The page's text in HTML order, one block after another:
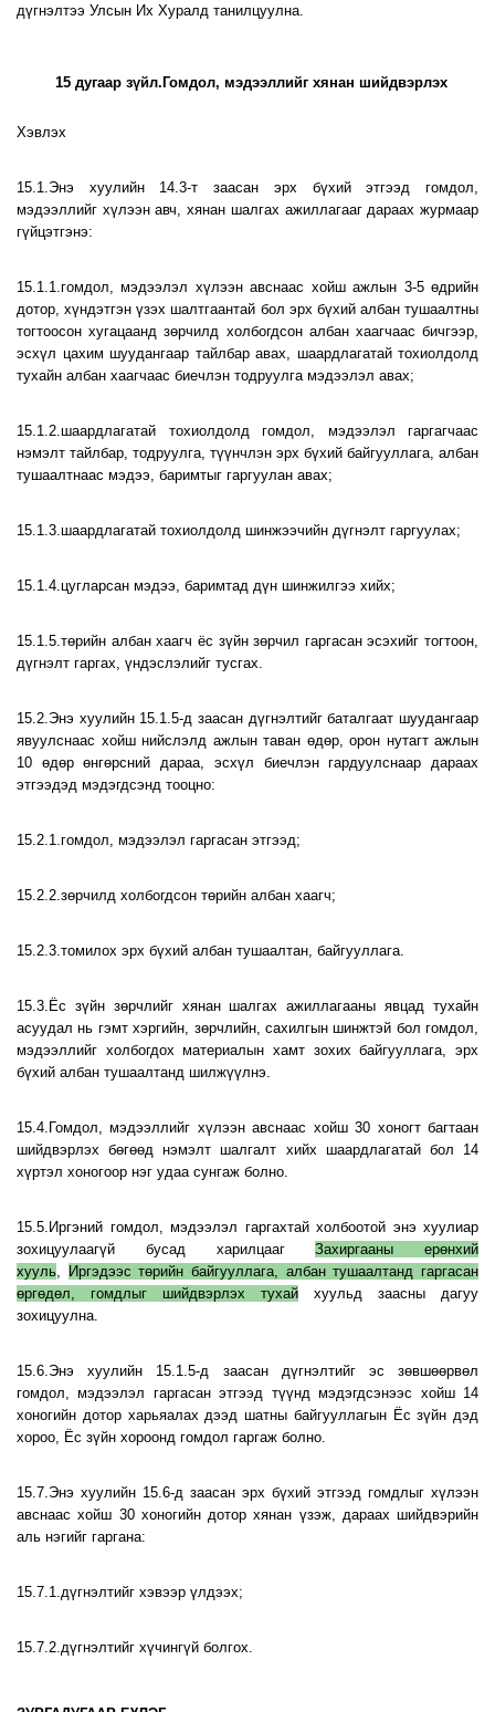
дүгнэлтээ Улсын Их Хуралд танилцуулна.
15 дугаар зүйл.Гомдол, мэдээллийг хянан шийдвэрлэх
Хэвлэх
15.1.Энэ хуулийн 14.3-т заасан эрх бүхий этгээд гомдол,
мэдээллийг хүлээн авч, хянан шалгах ажиллагааг дараах журмаар
гүйцэтгэнэ:
15.1.1.гомдол, мэдээлэл хүлээн авснаас хойш ажлын 3-5 өдрийн
дотор, хүндэтгэн үзэх шалтгаантай бол эрх бүхий албан тушаалтны
тогтоосон хугацаанд зөрчилд холбогдсон албан хаагчаас бичгээр,
эсхүл цахим шуудангаар тайлбар авах, шаардлагатай тохиолдолд
тухайн албан хаагчаас биечлэн тодруулга мэдээлэл авах;
15.1.2.шаардлагатай тохиолдолд гомдол, мэдээлэл гаргагчаас
нэмэлт тайлбар, тодруулга, түүнчлэн эрх бүхий байгууллага, албан
тушаалтнаас мэдээ, баримтыг гаргуулан авах;
15.1.3.шаардлагатай тохиолдолд шинжээчийн дүгнэлт гаргуулах;
15.1.4.цугларсан мэдээ, баримтад дүн шинжилгээ хийх;
15.1.5.төрийн албан хаагч ёс зүйн зөрчил гаргасан эсэхийг тогтоон,
дүгнэлт гаргах, үндэслэлийг тусгах.
15.2.Энэ хуулийн 15.1.5-д заасан дүгнэлтийг баталгаат шуудангаар
явуулснаас хойш нийслэлд ажлын таван өдөр, орон нутагт ажлын
10 өдөр өнгөрсний дараа, эсхүл биечлэн гардуулснаар дараах
этгээдэд мэдэгдсэнд тооцно:
15.2.1.гомдол, мэдээлэл гаргасан этгээд;
15.2.2.зөрчилд холбогдсон төрийн албан хаагч;
15.2.3.томилох эрх бүхий албан тушаалтан, байгууллага.
15.3.Ёс зүйн зөрчлийг хянан шалгах ажиллагааны явцад тухайн
асуудал нь гэмт хэргийн, зөрчлийн, сахилгын шинжтэй бол гомдол,
мэдээллийг холбогдох материалын хамт зохих байгууллага, эрх
бүхий албан тушаалтанд шилжүүлнэ.
15.4.Гомдол, мэдээллийг хүлээн авснаас хойш 30 хоногт багтаан
шийдвэрлэх бөгөөд нэмэлт шалгалт хийх шаардлагатай бол 14
хүртэл хоногоор нэг удаа сунгаж болно.
15.5.Иргэний гомдол, мэдээлэл гаргахтай холбоотой энэ хуулиар
зохицуулаагүй бусад харилцаагЗахиргааны ерөнхий
хууль,
Иргэдээс төрийн байгууллага, албан тушаалтанд гаргасан
өргөдөл, гомдлыг шийдвэрлэх тухай хуульд заасны дагуу
зохицуулна.
15.6.Энэ хуулийн 15.1.5-д заасан дүгнэлтийг эс зөвшөөрвөл
гомдол, мэдээлэл гаргасан этгээд түүнд мэдэгдсэнээс хойш 14
хоногийн дотор харьяалах дээд шатны байгууллагын Ёс зүйн дэд
хороо, Ёс зүйн хороонд гомдол гаргаж болно.
15.7.Энэ хуулийн 15.6-д заасан эрх бүхий этгээд гомдлыг хүлээн
авснаас хойш 30 хоногийн дотор хянан үзэж, дараах шийдвэрийн
аль нэгийг гаргана:
15.7.1.дүгнэлтийг хэвээр үлдээх;
15.7.2.дүгнэлтийг хүчингүй болгох.